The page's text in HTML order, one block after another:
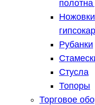
Рубанки
Стусла
Топоры
Торговое